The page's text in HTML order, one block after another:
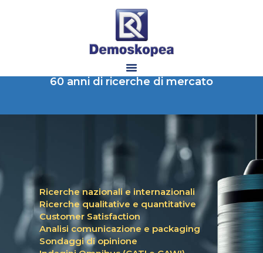
60 anni di ricerche di mercato
Ricerche nazionali e internazionali
Ricerche qualitative e quantitative
Customer Satisfaction
Analisi comunicazione e packaging
Sondaggi di opinione